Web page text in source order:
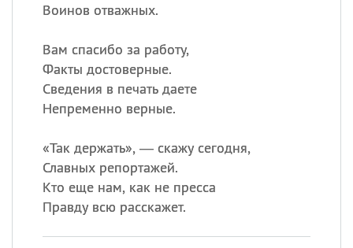
Воинов отважных.
Вам спасибо за работу,
Факты достоверные.
Сведения в печать даете
Непременно верные.
«Так держать», — скажу сегодня,
Славных репортажей.
Кто еще нам, как не пресса
Правду всю расскажет.
ИМЕНА
Сегодня празднуют именины
Посмотреть значение
происхождение